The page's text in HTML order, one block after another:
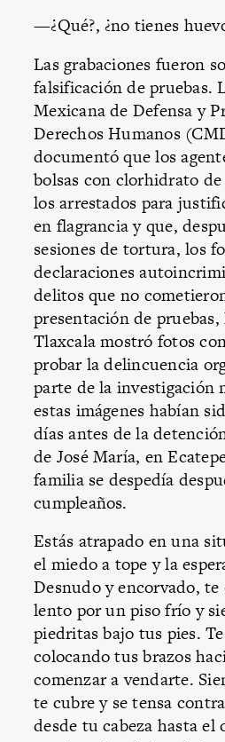
—¿Qué?, ¿no tienes
Las grabaciones fueron
falsificación de pruebas.
Mexicana de Defensa y
Derechos Humanos
documentó que los
bolsas con clorhidrato
los arrestados para
en flagrancia y que,
sesiones de tortura, los
declaraciones
delitos que no
presentación de
Tlaxcala mostró fotos
probar la delincuencia
parte de la investigación
estas imágenes habían
días antes de la
de José María, en
familia se despedía
cumpleaños.
Estás atrapado en una
el miedo a tope y la
Desnudo y encorvado,
lento por un piso frío y
piedritas bajo tus pies.
colocando tus brazos
comenzar a vendarte.
te cubre y se tensa
desde tu ca­beza hasta el